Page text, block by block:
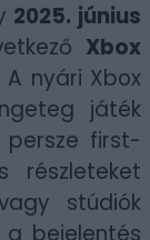
2025. június
Xbox
nyári Xbox
játék
first-
részleteket
stúdiók
a bejelentés